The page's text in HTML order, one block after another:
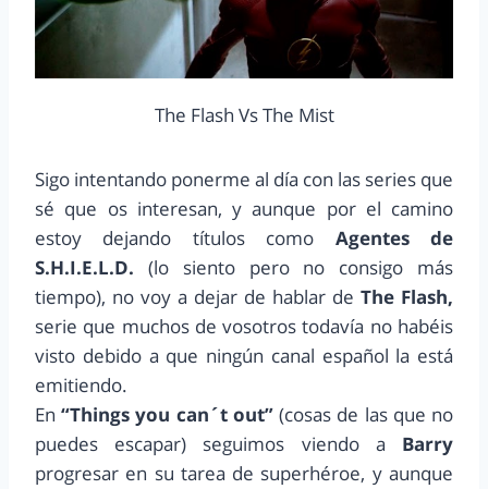
The Flash Vs The Mist
Sigo intentando ponerme al día con las series que
sé que os interesan, y aunque por el camino
estoy dejando títulos como Agentes de
S.H.I.E.L.D. (lo siento pero no consigo más
tiempo), no voy a dejar de hablar de The Flash,
serie que muchos de vosotros todavía no habéis
visto debido a que ningún canal español la está
emitiendo.
En “Things you can´t out”(cosas de las que no
puedes escapar) seguimos viendo a Barry
progresar en su tarea de superhéroe, y aunque